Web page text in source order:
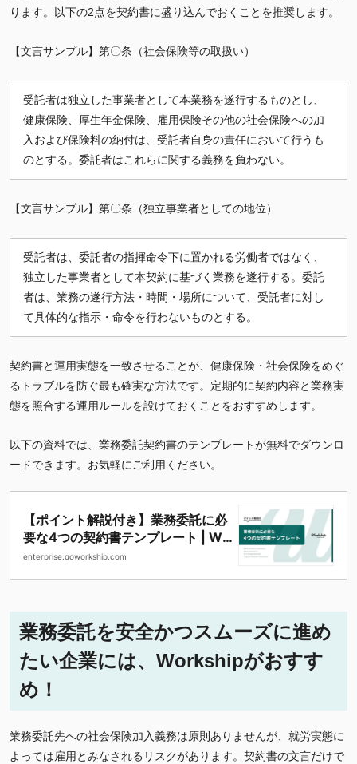
ります。以下の2点を契約書に盛り込んでおくことを推奨します。
【文言サンプル】第〇条（社会保険等の取扱い）
受託者は独立した事業者として本業務を遂行するものとし、
健康保険、厚生年金保険、雇用保険その他の社会保険への加
入および保険料の納付は、受託者自身の責任において行うも
のとする。委託者はこれらに関する義務を負わない。
【文言サンプル】第〇条（独立事業者としての地位）
受託者は、委託者の指揮命令下に置かれる労働者ではなく、
独立した事業者として本契約に基づく業務を遂行する。委託
者は、業務の遂行方法・時間・場所について、受託者に対し
て具体的な指示・命令を行わないものとする。
契約書と運用実態を一致させることが、健康保険・社会保険をめぐ
るトラブルを防ぐ最も確実な方法です。定期的に契約内容と業務実
態を照合する運用ルールを設けておくことをおすすめします。
以下の資料では、業務委託契約書のテンプレートが無料でダウンロ
ードできます。お気軽にご利用ください。
【ポイント解説付き】業務委託に必
要な4つの契約書テンプレート | Wo
rkship ENTERPRISE（ワークシッ
enterprise.goworkship.com
業務委託を安全かつスムーズに進め
たい企業には、Workshipがおすす
め！
業務委託先への社会保険加入義務は原則ありませんが、就労実態に
よっては雇用とみなされるリスクがあります。契約書の文言だけで